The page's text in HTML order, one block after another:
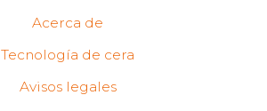
Acerca de
Tecnología de cera
Avisos legales